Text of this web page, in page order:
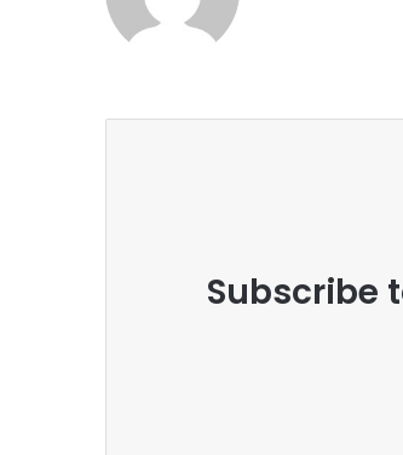
Subscribe